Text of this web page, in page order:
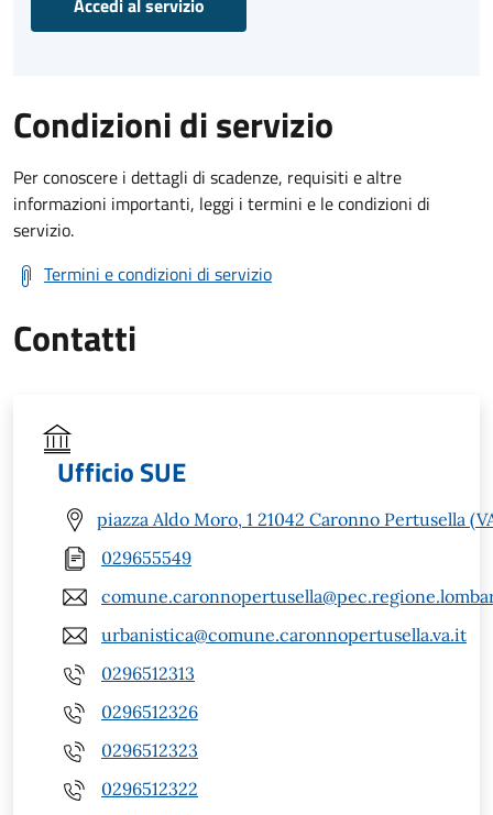
Condizioni di servizio
Per conoscere i dettagli di scadenze, requisiti e altre
informazioni importanti, leggi i termini e le condizioni di
servizio.
Termini e condizioni di servizio
Contatti
Ufficio SUE
piazza Aldo Moro, 1 21042 Caronno Pertusella
029655549
urbanistica@comune.caronnopertusella.va.it
0296512313
0296512326
0296512323
0296512322